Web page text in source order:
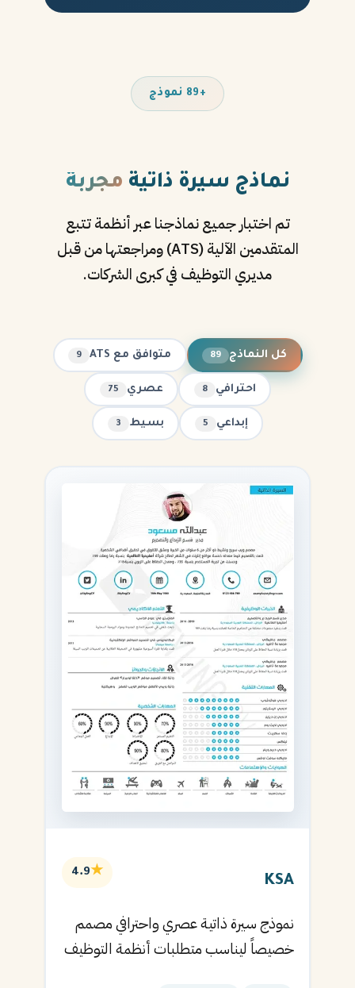
+89 نموذج
نماذج سيرة ذاتية مجربة
تم اختبار جميع نماذجنا عبر أنظمة تتبع
المتقدمين الآلية (ATS) ومراجعتها من قبل
مديري التوظيف في كبرى الشركات.
كل النماذج 89 متوافق مع ATS 9
احترافي 8 عصري 75
إبداعي 5 بسيط 3
KSA
★
4.9
نموذج سيرة ذاتية عصري واحترافي مصمم
خصيصاً ليناسب متطلبات أنظمة التوظيف